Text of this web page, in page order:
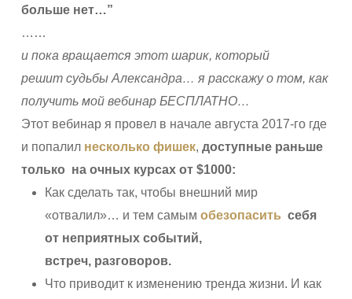
больше нет…”
……
и пока вращается этот шарик, который
решит судьбы Александра… я расскажу о том, как
получить мой вебинар БЕСПЛАТНО…
Этот вебинар я провел в начале августа 2017-го где
и попалил несколько фишек, доступные раньше
только на очных курсах от $1000:
Как сделать так, чтобы внешний мир
«отвалил»… и тем самым обезопасить себя
от неприятных событий,
встреч, разговоров.
Что приводит к изменению тренда жизни. И как